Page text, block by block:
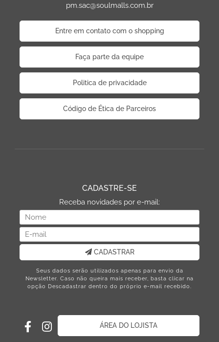
pm.sac@soulmalls.com.br
Entre em contato com o shopping
Faça parte da equipe
Politica de privacidade
Código de Ética de Parceiros
CADASTRE-SE
Receba novidades por e-mail:
CADASTRAR
Seus dados serão utilizados apenas para envio da
Newsletter. Caso não queira mais receber, basta clicar na
opção Descadastrar dentro do próprio e-mail recebido.
ÁREA DO LOJISTA